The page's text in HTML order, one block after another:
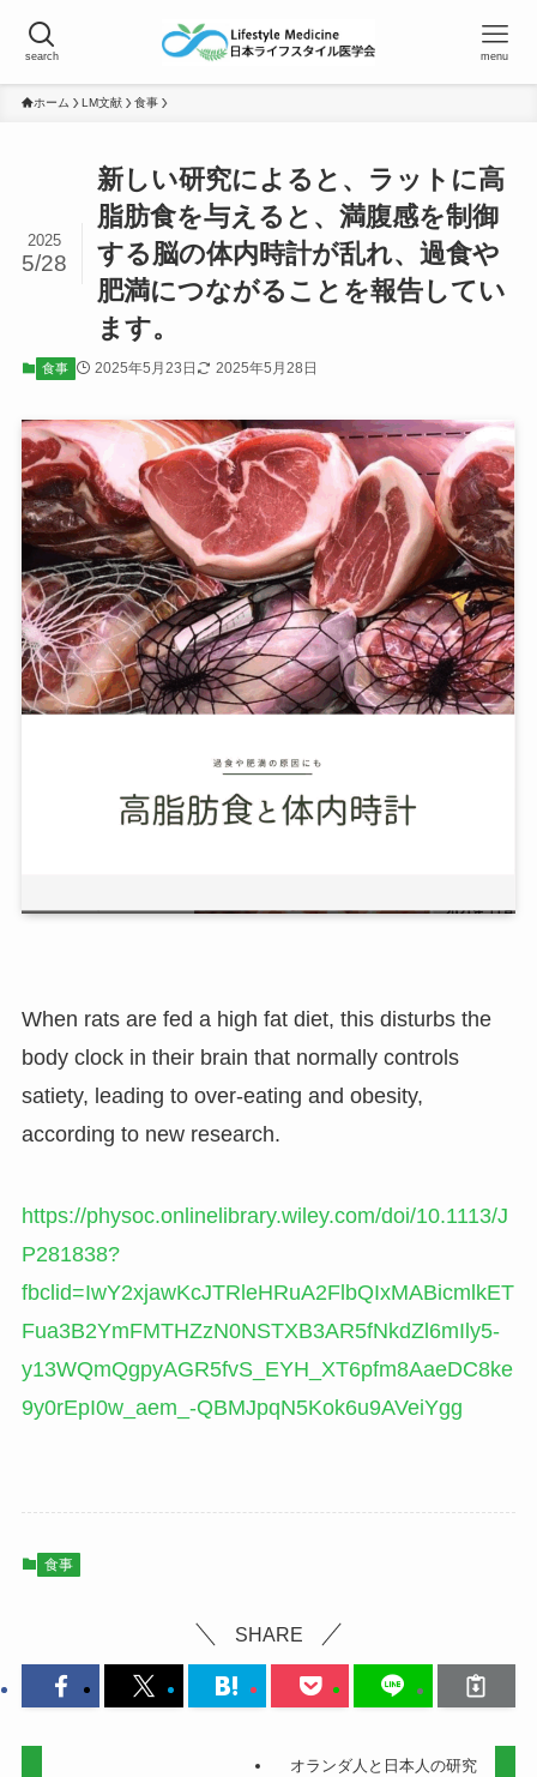
search menu
ホーム LM文献 食事
新しい研究によると、ラットに高
脂肪食を与えると、満腹感を制御
する脳の体内時計が乱れ、過食や
肥満につながることを報告してい
ます。
2025
5/28
食事 2025年5月23日 2025年5月28日
When rats are fed a high fat diet, this disturbs the
body clock in their brain that normally controls
satiety, leading to over-eating and obesity,
according to new research.
https://physoc.onlinelibrary.wiley.com/doi/10.1113/J
P281838?
fbclid=IwY2xjawKcJTRleHRuA2FlbQIxMABicmlkET
Fua3B2YmFMTHZzN0NSTXB3AR5fNkdZl6mIly5-
y13WQmQgpyAGR5fvS_EYH_XT6pfm8AaeDC8ke
9y0rEpI0w_aem_-QBMJpqN5Kok6u9AVeiYgg
食事
SHARE
オランダ人と日本人の研究